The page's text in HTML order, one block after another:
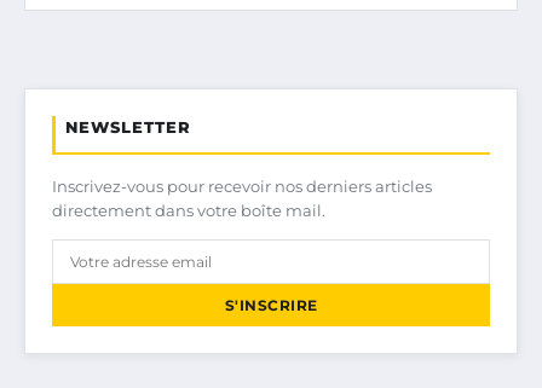
NEWSLETTER
Inscrivez-vous pour recevoir nos derniers articles
directement dans votre boîte mail.
S'INSCRIRE